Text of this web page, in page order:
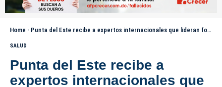
Home - Punta del Este recibe a expertos internacionales que lideran formación en Tok Sen y masaje ancestral
SALUD
Punta del Este recibe a
expertos internacionales que